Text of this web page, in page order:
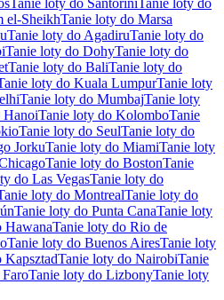
Tanie loty do SantoriniTanie loty do
el-SheikhTanie loty do Marsa
Tanie loty do AgadiruTanie loty do
Tanie loty do DohyTanie loty do
Tanie loty do BaliTanie loty do
loty do Kuala LumpurTanie loty
Tanie loty do MumbajTanie loty
HanoiTanie loty do KolomboTanie
Tanie loty do SeulTanie loty do
JorkuTanie loty do MiamiTanie loty
Tanie loty do BostonTanie
do Las VegasTanie loty do
loty do MontrealTanie loty do
Tanie loty do Punta CanaTanie loty
HawanaTanie loty do Rio de
Tanie loty do Buenos AiresTanie loty
KapsztadTanie loty do NairobiTanie
Tanie loty do LizbonyTanie loty